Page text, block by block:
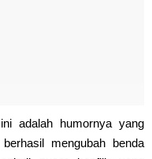
adalah humornya yang
mengubah benda